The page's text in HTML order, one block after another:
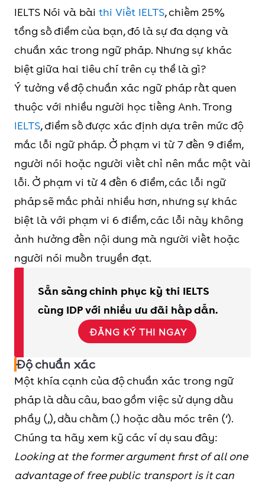
IELTS Nói và bài thi Viết IELTS, chiếm 25%
tổng số điểm của bạn, đó là sự đa dạng và
chuẩn xác trong ngữ pháp. Nhưng sự khác
biệt giữa hai tiêu chí trên cụ thể là gì?
Ý tưởng về độ chuẩn xác ngữ pháp rất quen
thuộc với nhiều người học tiếng Anh. Trong
IELTS, điểm số được xác định dựa trên mức độ
mắc lỗi ngữ pháp. Ở phạm vi từ 7 đến 9 điểm,
người nói hoặc người viết chỉ nên mắc một vài
lỗi. Ở phạm vi từ 4 đến 6 điểm, các lỗi ngữ
pháp sẽ mắc phải nhiều hơn, nhưng sự khác
biệt là với phạm vi 6 điểm, các lỗi này không
ảnh hưởng đến nội dung mà người viết hoặc
người nói muốn truyền đạt.
Sẵn sàng chinh phục kỳ thi IELTS
cùng IDP với nhiều ưu đãi hấp dẫn.
ĐĂNG KÝ THI NGAY
Độ chuẩn xác
Một khía cạnh của độ chuẩn xác trong ngữ
pháp là dấu câu, bao gồm việc sử dụng dấu
phẩy (,), dấu chấm (.) hoặc dấu móc trên (‘).
Chúng ta hãy xem kỹ các ví dụ sau đây:
Looking at the former argument first of all one
advantage of free public transport is it can